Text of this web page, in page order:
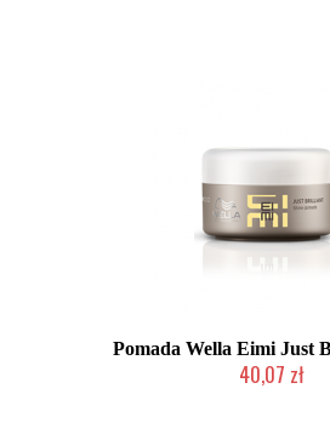
Pomada Wella Eimi Just
40,07 zł